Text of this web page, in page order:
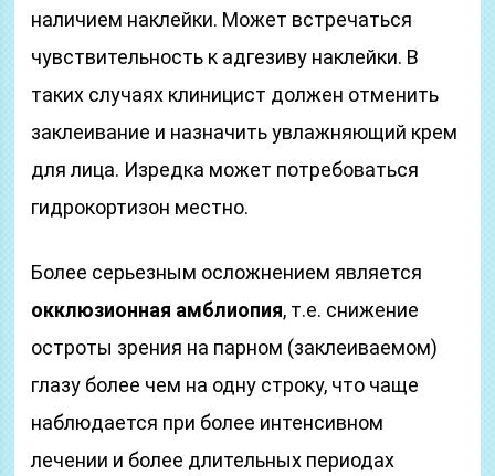
наличием наклейки. Может встречаться
чувствительность к адгезиву наклейки. В
таких случаях клиницист должен отменить
заклеивание и назначить увлажняющий крем
для лица. Изредка может потребоваться
гидрокортизон местно.
Более серьезным осложнением является
окклюзионная амблиопия, т.е. снижение
остроты зрения на парном (заклеиваемом)
глазу более чем на одну строку, что чаще
наблюдается при более интенсивном
лечении и более длительных периодах